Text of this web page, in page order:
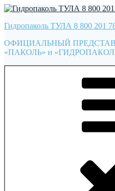
Перейти
содержимому
Гидропаколь ТУЛА 8 800 201
ОФИЦИАЛЬНЫЙ
«ПАКОЛЬ» и